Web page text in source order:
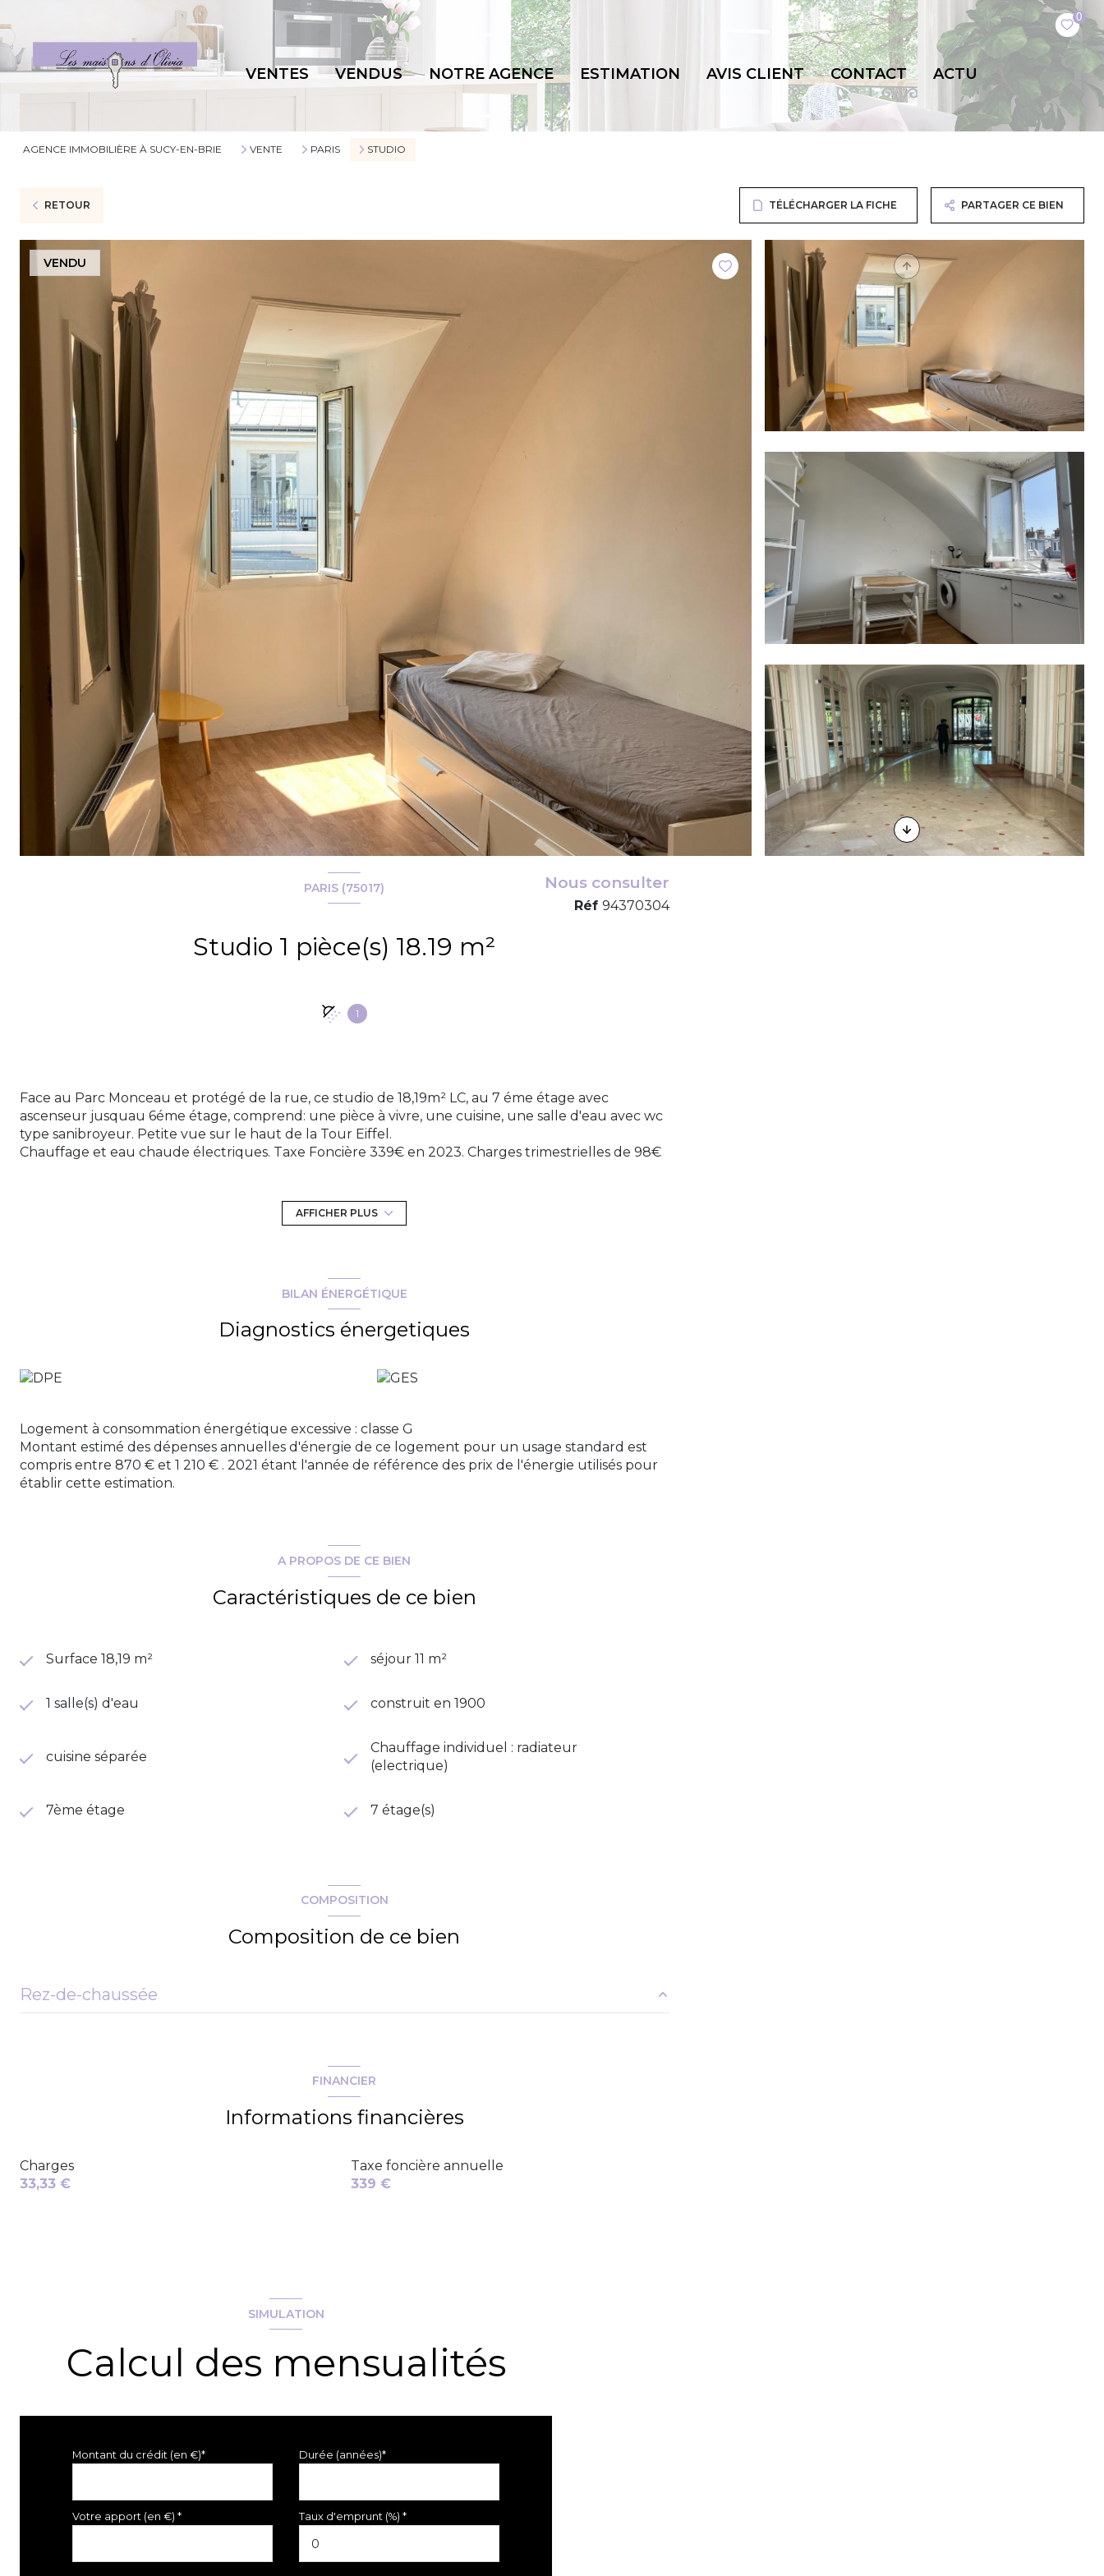
0
VENTES VENDUS NOTRE AGENCE ESTIMATION AVIS CLIENT CONTACT ACTU
AGENCE IMMOBILIÈRE À SUCY-EN-BRIE VENTE PARIS STUDIO
RETOUR TÉLÉCHARGER LA FICHE PARTAGER CE BIEN
VENDU
PARIS (75017)
Studio 1 pièce(s) 18.19 m²
1
Nous consulter
Réf 94370304
Face au Parc Monceau et protégé de la rue, ce studio de 18,19m² LC, au 7 éme étage avec
ascenseur jusquau 6éme étage, comprend: une pièce à vivre, une cuisine, une salle d'eau avec wc
type sanibroyeur. Petite vue sur le haut de la Tour Eiffel.
Chauffage et eau chaude électriques. Taxe Foncière 339€ en 2023. Charges trimestrielles de 98€
et indique une consommation de 870€ à 1 2100€ par an, sur l'année
contacter sur le site Lesmaisonsdolivia ou au 0663000324.
Les informations sur les risques auxquels ce bien est exposé sont disponibles sur le site
AFFICHER PLUS
BILAN ÉNERGÉTIQUE
Diagnostics énergetiques
Logement à consommation énergétique excessive : classe G
Montant estimé des dépenses annuelles d'énergie de ce logement pour un usage standard est
compris entre 870 € et 1 210 € . 2021 étant l'année de référence des prix de l'énergie utilisés pour
établir cette estimation.
A PROPOS DE CE BIEN
Caractéristiques de ce bien
Surface 18,19 m² séjour 11 m²
1 salle(s) d'eau construit en 1900
cuisine séparée
Chauffage individuel : radiateur
(electrique)
7ème étage 7 étage(s)
COMPOSITION
Composition de ce bien
Rez-de-chaussée
FINANCIER
Informations financières
Charges
33,33 €
Taxe foncière annuelle
339 €
SIMULATION
Calcul des mensualités
Montant du crédit (en €)* Durée (années)*
Votre apport (en €) * Taux d'emprunt (%) *